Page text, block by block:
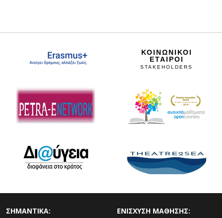
ΚΟΙΝΩΝΙΚΟΙ
ΕΤΑΙΡΟΙ
STAKEHOLDERS
ΣHMANTIKA: ΕΝΙΣΧΥΣΗ ΜΑΘΗΣΗΣ: